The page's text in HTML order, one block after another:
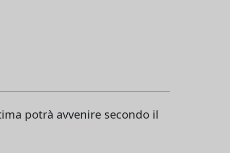
potrà avvenire secondo il